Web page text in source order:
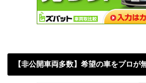
【非公開車両多数】希望の車をプロが